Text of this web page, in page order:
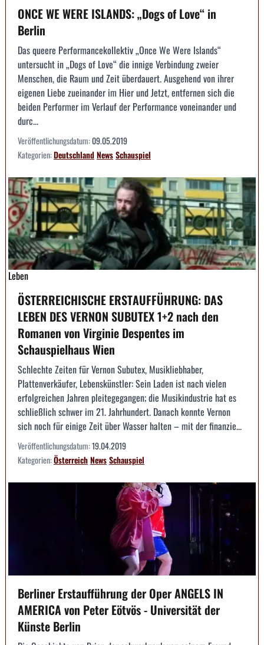
ONCE WE WERE ISLANDS: „Dogs of Love“ in
Berlin
Das queere Performancekollektiv „Once We Were Islands“
untersucht in „Dogs of Love“ die innige Verbindung zweier
Menschen, die Raum und Zeit überdauert. Ausgehend von ihrer
eigenen Liebe zueinander im Hier und Jetzt, entfernen sich die
beiden Performer im Verlauf der Performance voneinander und
durc...
Veröffentlichungsdatum:09.05.2019
Kategorien:DeutschlandNewsSchauspiel
Leben
ÖSTERREICHISCHE ERSTAUFFÜHRUNG: DAS
LEBEN DES VERNON SUBUTEX 1+2 nach den
Romanen von Virginie Despentes im
Schauspielhaus Wien
Schlechte Zeiten für Vernon Subutex, Musikliebhaber,
Plattenverkäufer, Lebenskünstler: Sein Laden ist nach vielen
erfolgreichen Jahren pleitegegangen; die Musikindustrie hat es
schließlich schwer im 21. Jahrhundert. Danach konnte Vernon
sich noch für einige Zeit über Wasser halten – mit der finanzie...
Veröffentlichungsdatum:19.04.2019
Kategorien:ÖsterreichNewsSchauspiel
Berliner Erstaufführung der Oper ANGELS IN
AMERICA von Peter Eötvös - Universität der
Künste Berlin